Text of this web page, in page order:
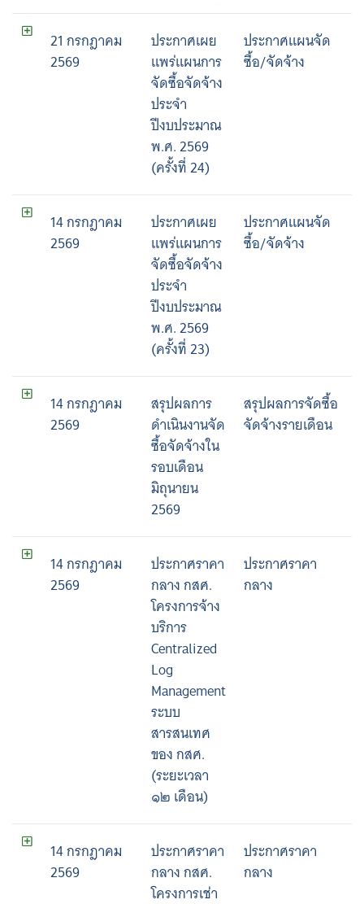
21 กรกฎาคม
2569
ประกาศเผย
แพร่แผนการ
จัดซื้อจัดจ้าง
ประจำ
ปีงบประมาณ
พ.ศ. 2569
(ครั้งที่ 24)
ประกาศแผนจัด
ซื้อ/จัดจ้าง
14 กรกฎาคม
2569
ประกาศเผย
แพร่แผนการ
จัดซื้อจัดจ้าง
ประจำ
ปีงบประมาณ
พ.ศ. 2569
(ครั้งที่ 23)
ประกาศแผนจัด
ซื้อ/จัดจ้าง
14 กรกฎาคม
2569
สรุปผลการ
ดำเนินงานจัด
ซื้อจัดจ้างใน
รอบเดือน
มิถุนายน
2569
สรุปผลการจัดซื้อ
จัดจ้างรายเดือน
14 กรกฎาคม
2569
ประกาศราคา
กลาง กสศ.
โครงการจ้าง
บริการ
Centralized
Log
Management
ระบบ
สารสนเทศ
ของ กสศ.
(ระยะเวลา
๑๒ เดือน)
ประกาศราคา
กลาง
14 กรกฎาคม
2569
ประกาศราคา
กลาง กสศ.
โครงการเช่า
ประกาศราคา
กลาง